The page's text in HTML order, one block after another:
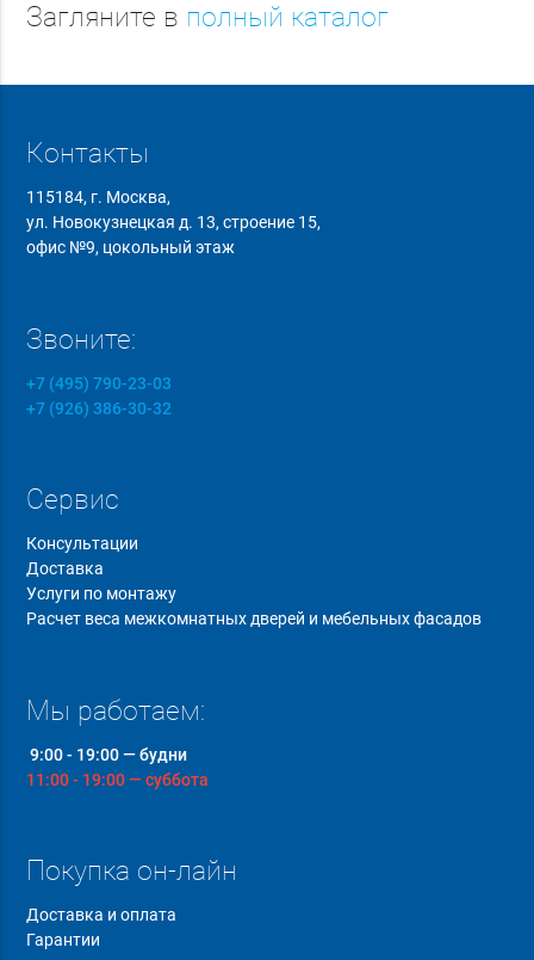
Загляните в полный каталог
Контакты
115184, г. Москва,
ул. Новокузнецкая д. 13, строение 15,
офис №9, цокольный этаж
Звоните:
+7 (495) 790-23-03
+7 (926) 386-30-32
Сервис
Консультации
Доставка
Услуги по монтажу
Расчет веса межкомнатных дверей и мебельных фасадов
Мы работаем:
9:00 - 19:00 — будни
11:00 - 19:00 — суббота
Покупка он-лайн
Доставка и оплата
Гарантии